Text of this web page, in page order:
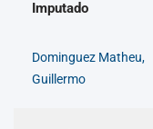
Imputado
Dominguez Matheu,
Guillermo